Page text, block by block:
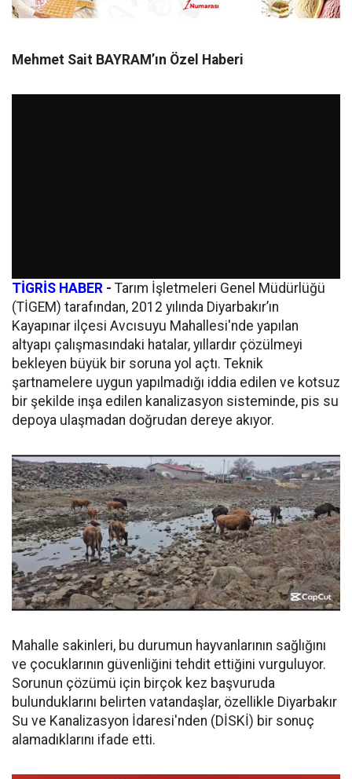
Mehmet Sait BAYRAM’ın Özel Haberi
TİGRİS HABER - Tarım İşletmeleri Genel Müdürlüğü
(TİGEM) tarafından, 2012 yılında Diyarbakır’ın
Kayapınar ilçesi Avcısuyu Mahallesi'nde yapılan
altyapı çalışmasındaki hatalar, yıllardır çözülmeyi
bekleyen büyük bir soruna yol açtı. Teknik
şartnamelere uygun yapılmadığı iddia edilen ve kotsuz
bir şekilde inşa edilen kanalizasyon sisteminde, pis su
depoya ulaşmadan doğrudan dereye akıyor.
Mahalle sakinleri, bu durumun hayvanlarının sağlığını
ve çocuklarının güvenliğini tehdit ettiğini vurguluyor.
Sorunun çözümü için birçok kez başvuruda
bulunduklarını belirten vatandaşlar, özellikle Diyarbakır
Su ve Kanalizasyon İdaresi'nden (DİSKİ) bir sonuç
alamadıklarını ifade etti.